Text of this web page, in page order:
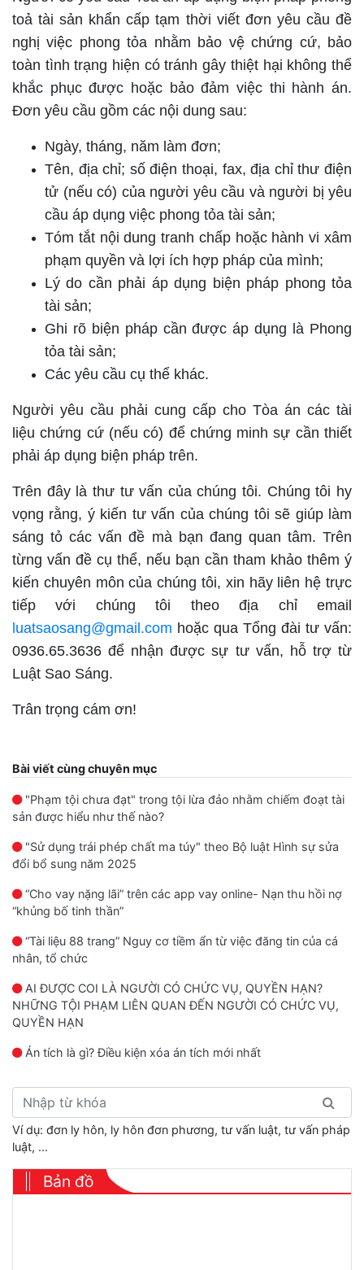
toả tài sản khẩn cấp tạm thời viết đơn yêu cầu đề
nghị việc phong tỏa nhằm bảo vệ chứng cứ, bảo
toàn tình trạng hiện có tránh gây thiệt hại không thể
khắc phục được hoặc bảo đảm việc thi hành án.
Đơn yêu cầu gồm các nội dung sau:
Ngày, tháng, năm làm đơn;
Tên, địa chỉ; số điện thoại, fax, địa chỉ thư điện
tử (nếu có) của người yêu cầu và người bị yêu
cầu áp dụng việc phong tỏa tài sản;
Tóm tắt nội dung tranh chấp hoặc hành vi xâm
phạm quyền và lợi ích hợp pháp của mình;
Lý do cần phải áp dụng biện pháp phong tỏa
tài sản;
Ghi rõ biện pháp cần được áp dụng là Phong
tỏa tài sản;
Các yêu cầu cụ thể khác.
Người yêu cầu phải cung cấp cho Tòa án các tài
liệu chứng cứ (nếu có) để chứng minh sự cần thiết
phải áp dụng biện pháp trên.
Trên đây là thư tư vấn của chúng tôi. Chúng tôi hy
vọng rằng, ý kiến tư vấn của chúng tôi sẽ giúp làm
sáng tỏ các vấn đề mà bạn đang quan tâm. Trên
từng vấn đề cụ thể, nếu bạn cần tham khảo thêm ý
kiến chuyên môn của chúng tôi, xin hãy liên hệ trực
tiếp với chúng tôi theo địa chỉ email
luatsaosang@gmail.com hoặc qua Tổng đài tư vấn:
0936.65.3636 để nhận được sự tư vấn, hỗ trợ từ
Luật Sao Sáng.
Trân trọng cám ơn!
Bài viết cùng chuyên mục
"Phạm tội chưa đạt" trong tội lừa đảo nhằm chiếm đoạt tài
sản được hiểu như thế nào?
"Sử dụng trái phép chất ma túy" theo Bộ luật Hình sự sửa
đổi bổ sung năm 2025
“Cho vay nặng lãi” trên các app vay online- Nạn thu hồi nợ
“khủng bố tinh thần”
“Tài liệu 88 trang” Nguy cơ tiềm ẩn từ việc đăng tin của cá
nhân, tổ chức
AI ĐƯỢC COI LÀ NGƯỜI CÓ CHỨC VỤ, QUYỀN HẠN?
NHỮNG TỘI PHẠM LIÊN QUAN ĐẾN NGƯỜI CÓ CHỨC VỤ,
QUYỀN HẠN
Án tích là gì? Điều kiện xóa án tích mới nhất
Ví dụ: đơn ly hôn, ly hôn đơn phương, tư vấn luật, tư vấn pháp
luật, ...
Bản đồ